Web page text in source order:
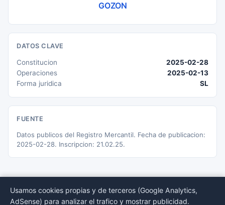
GOZON
DATOS CLAVE
Constitucion
2025-02-28
Operaciones
2025-02-13
Forma juridica
SL
FUENTE
Datos publicos del Registro Mercantil. Fecha de publicacion:
2025-02-28. Inscripcion: 21.02.25.
Usamos cookies propias y de terceros (Google Analytics,
AdSense) para analizar el trafico y mostrar publicidad.